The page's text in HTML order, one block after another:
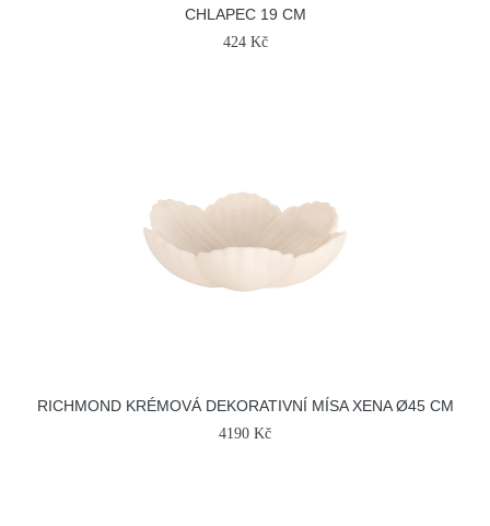
CHLAPEC 19 CM
424 Kč
RICHMOND KRÉMOVÁ DEKORATIVNÍ MÍSA XENA Ø45 CM
4190 Kč